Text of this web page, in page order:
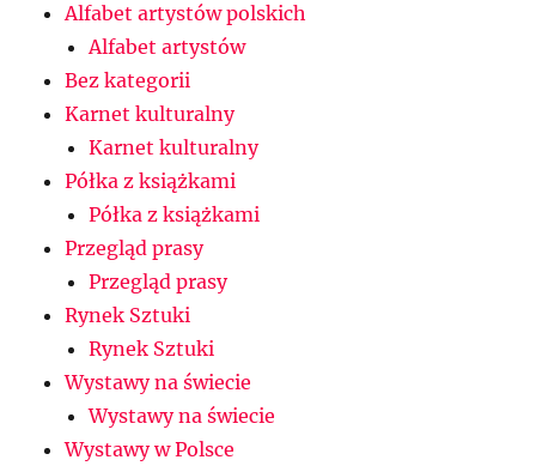
Alfabet artystów polskich
Alfabet artystów
Bez kategorii
Karnet kulturalny
Karnet kulturalny
Półka z książkami
Półka z książkami
Przegląd prasy
Przegląd prasy
Rynek Sztuki
Rynek Sztuki
Wystawy na świecie
Wystawy na świecie
Wystawy w Polsce